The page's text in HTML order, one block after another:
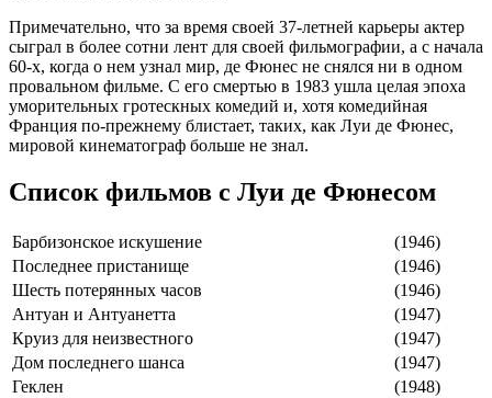
Примечательно, что за время своей 37-летней карьеры актер
сыграл в более сотни лент для своей фильмографии, а с начала
60-х, когда о нем узнал мир, де Фюнес не снялся ни в одном
провальном фильме. С его смертью в 1983 ушла целая эпоха
уморительных гротескных комедий и, хотя комедийная
Франция по-прежнему блистает, таких, как Луи де Фюнес,
мировой кинематограф больше не знал.
Список фильмов с Луи де Фюнесом
Барбизонское искушение
(1946)
Последнее пристанище
(1946)
Шесть потерянных часов
(1946)
Антуан и Антуанетта
(1947)
Круиз для неизвестного
(1947)
Дом последнего шанса
(1947)
Геклен
(1948)